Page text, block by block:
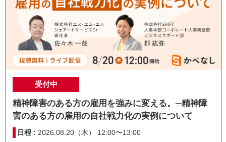
受付中
精神障害のある方の雇用を強みに変える。─精神障
害のある方の雇用の自社戦力化の実例について
日程 : 2026.08.20（木） 12:00〜13:00